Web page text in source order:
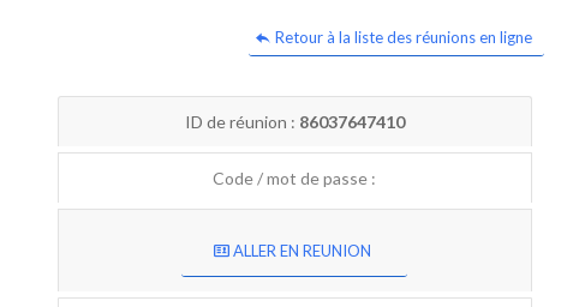
Retour à la liste des réunions en ligne
ID de réunion : 86037647410
Code / mot de passe :
ALLER EN REUNION